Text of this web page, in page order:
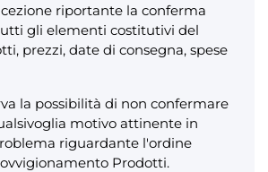
riportante la conferma
gli elementi costitutivi del
prezzi, date di consegna, spese
la possibilità di non confermare
motivo attinente in
riguardante l'ordine
Prodotti.